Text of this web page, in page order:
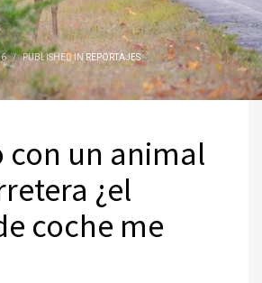
/ PUBLISHED IN REPORTAJES
con un animal
¿el
coche me